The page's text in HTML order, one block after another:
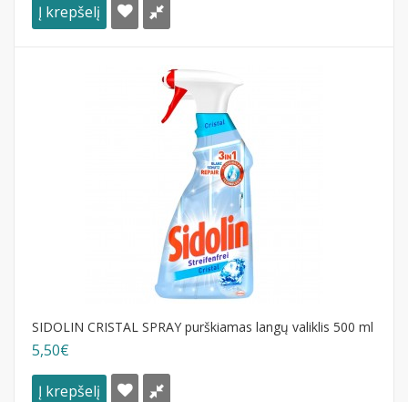
Į krepšelį
SIDOLIN CRISTAL SPRAY purškiamas langų valiklis 500 ml
5,50€
Į krepšelį